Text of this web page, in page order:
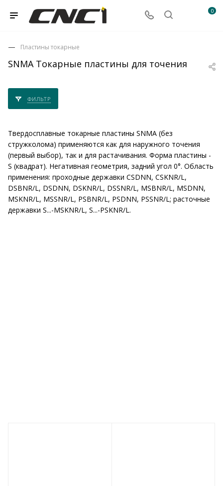
0
SNMA Токарные пластины для точения
Пластины токарные
ФИЛЬТР
Твердосплавные токарные пластины SNMA (без
стружколома) применяются как для наружного точения
(первый выбор), так и для растачивания. Форма пластины -
S (квадрат). Негативная геометрия, задний угол 0°. Область
применения: проходные державки CSDNN, CSKNR/L,
DSBNR/L, DSDNN, DSKNR/L, DSSNR/L, MSBNR/L, MSDNN,
MSKNR/L, MSSNR/L, PSBNR/L, PSDNN, PSSNR/L; расточные
державки S...-MSKNR/L, S...-PSKNR/L.